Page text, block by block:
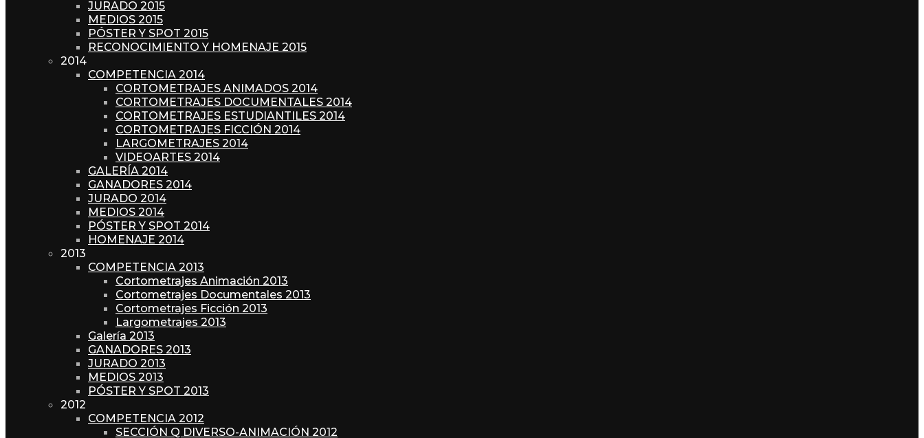
JURADO 2015
MEDIOS 2015
PÓSTER Y SPOT 2015
RECONOCIMIENTO Y HOMENAJE 2015
2014
COMPETENCIA 2014
CORTOMETRAJES ANIMADOS 2014
CORTOMETRAJES DOCUMENTALES 2014
CORTOMETRAJES ESTUDIANTILES 2014
CORTOMETRAJES FICCIÓN 2014
LARGOMETRAJES 2014
VIDEOARTES 2014
GALERÍA 2014
GANADORES 2014
JURADO 2014
MEDIOS 2014
PÓSTER Y SPOT 2014
HOMENAJE 2014
2013
COMPETENCIA 2013
Cortometrajes Animación 2013
Cortometrajes Documentales 2013
Cortometrajes Ficción 2013
Largometrajes 2013
Galería 2013
GANADORES 2013
JURADO 2013
MEDIOS 2013
PÓSTER Y SPOT 2013
2012
COMPETENCIA 2012
SECCIÓN Q DIVERSO-ANIMACIÓN 2012